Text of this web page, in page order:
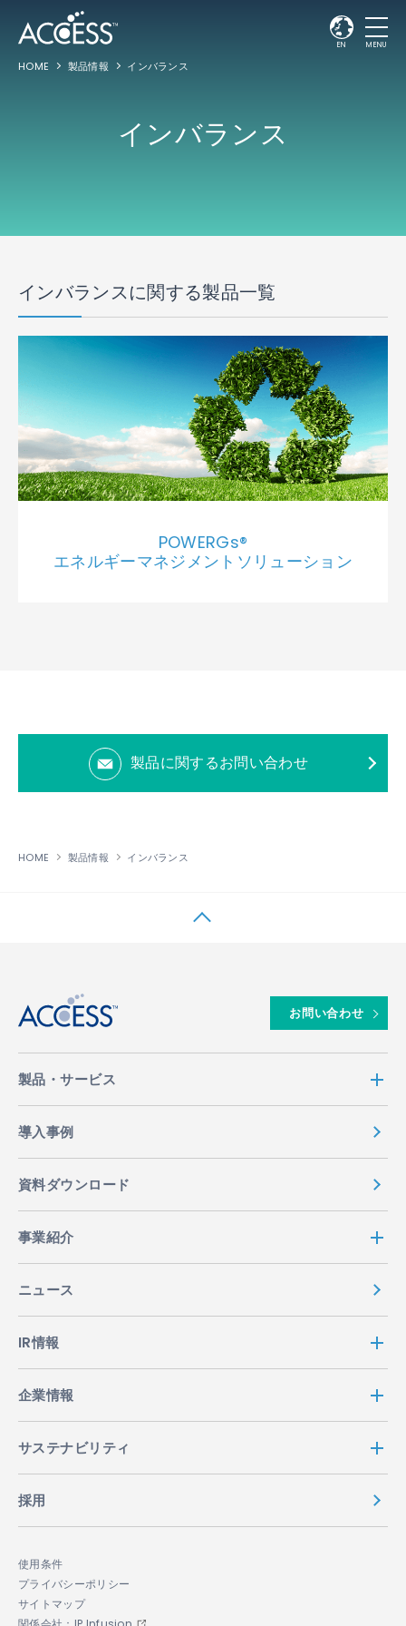
EN MENU
HOME 製品情報 インバランス
インバランス
インバランスに関する製品一覧
POWERGs®
エネルギーマネジメントソリューション
製品に関するお問い合わせ
HOME 製品情報 インバランス
お問い合わせ
製品・サービス
導入事例
資料ダウンロード
事業紹介
ニュース
IR情報
企業情報
サステナビリティ
採用
使用条件
プライバシーポリシー
サイトマップ